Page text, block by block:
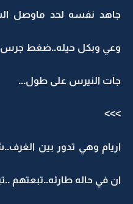
جاهد نفسه لحد ماوصل
وعي وبكل حيله..ضغط جرس
جات النيرس على طول...
>>>
اريام وهي تدور بين
ان في حاله طارئه..تبعتهم